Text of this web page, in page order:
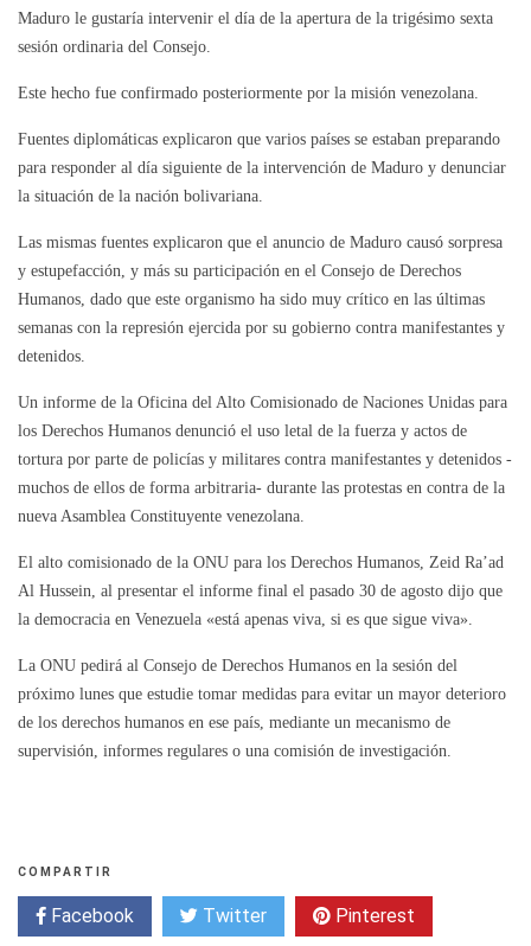
Maduro le gustaría intervenir el día de la apertura de la trigésimo sexta
sesión ordinaria del Consejo.
Este hecho fue confirmado posteriormente por la misión venezolana.
Fuentes diplomáticas explicaron que varios países se estaban preparando
para responder al día siguiente de la intervención de Maduro y denunciar
la situación de la nación bolivariana.
Las mismas fuentes explicaron que el anuncio de Maduro causó sorpresa
y estupefacción, y más su participación en el Consejo de Derechos
Humanos, dado que este organismo ha sido muy crítico en las últimas
semanas con la represión ejercida por su gobierno contra manifestantes y
detenidos.
Un informe de la Oficina del Alto Comisionado de Naciones Unidas para
los Derechos Humanos denunció el uso letal de la fuerza y actos de
tortura por parte de policías y militares contra manifestantes y detenidos -
muchos de ellos de forma arbitraria- durante las protestas en contra de la
nueva Asamblea Constituyente venezolana.
El alto comisionado de la ONU para los Derechos Humanos, Zeid Ra’ad
Al Hussein, al presentar el informe final el pasado 30 de agosto dijo que
la democracia en Venezuela «está apenas viva, si es que sigue viva».
La ONU pedirá al Consejo de Derechos Humanos en la sesión del
próximo lunes que estudie tomar medidas para evitar un mayor deterioro
de los derechos humanos en ese país, mediante un mecanismo de
supervisión, informes regulares o una comisión de investigación.
COMPARTIR
Facebook Twitter Pinterest